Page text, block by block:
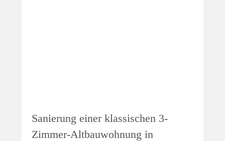
Sanierung einer klassischen 3-
Zimmer-Altbauwohnung in